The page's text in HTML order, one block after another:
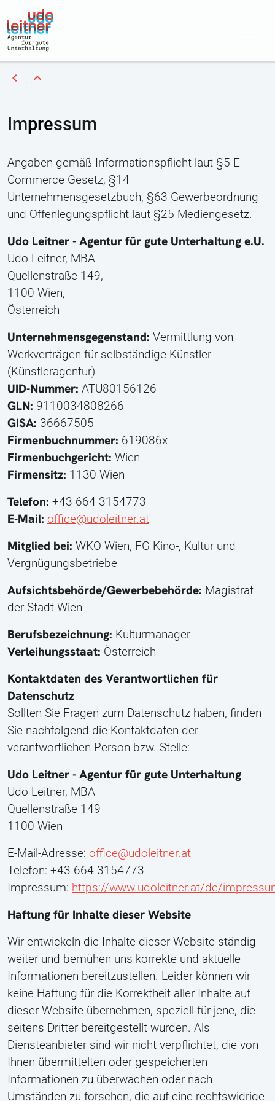
chevron_left expand_less
Impressum
Angaben gemäß Informationspflicht laut §5 E-
Commerce Gesetz, §14
Unternehmensgesetzbuch, §63 Gewerbeordnung
und Offenlegungspflicht laut §25 Mediengesetz.
Udo Leitner - Agentur für gute Unterhaltung e.U.
Udo Leitner, MBA
Quellenstraße 149,
1100 Wien,
Österreich
Unternehmensgegenstand: Vermittlung von
Werkverträgen für selbständige Künstler
(Künstleragentur)
UID-Nummer: ATU80156126
GLN: 9110034808266
GISA: 36667505
Firmenbuchnummer: 619086x
Firmenbuchgericht: Wien
Firmensitz: 1130 Wien
Telefon: +43 664 3154773
E-Mail: office@udoleitner.at
Mitglied bei: WKO Wien, FG Kino-, Kultur und
Vergnügungsbetriebe
Aufsichtsbehörde/Gewerbebehörde: Magistrat
der Stadt Wien
Berufsbezeichnung: Kulturmanager
Verleihungsstaat: Österreich
Kontaktdaten des Verantwortlichen für
Datenschutz
Sollten Sie Fragen zum Datenschutz haben, finden
Sie nachfolgend die Kontaktdaten der
verantwortlichen Person bzw. Stelle:
Udo Leitner - Agentur für gute Unterhaltung
Udo Leitner, MBA
Quellenstraße 149
1100 Wien
E-Mail-Adresse: office@udoleitner.at
Telefon: +43 664 3154773
Impressum: https://www.udoleitner.at/de/
Haftung für Inhalte dieser Website
Wir entwickeln die Inhalte dieser Website ständig
weiter und bemühen uns korrekte und aktuelle
Informationen bereitzustellen. Leider können wir
keine Haftung für die Korrektheit aller Inhalte auf
dieser Website übernehmen, speziell für jene, die
seitens Dritter bereitgestellt wurden. Als
Diensteanbieter sind wir nicht verpflichtet, die von
Ihnen übermittelten oder gespeicherten
Informationen zu überwachen oder nach
Umständen zu forschen, die auf eine rechtswidrige